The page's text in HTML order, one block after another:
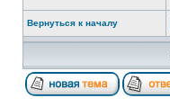
Вернуться к началу